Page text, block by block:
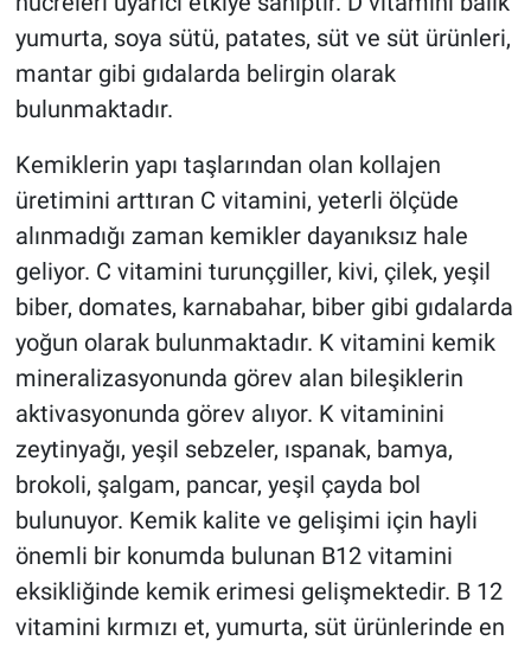
yumurta, soya sütü, patates, süt ve süt ürünleri,
mantar gibi gıdalarda belirgin olarak
bulunmaktadır.
Kemiklerin yapı taşlarından olan kollajen
üretimini arttıran C vitamini, yeterli ölçüde
alınmadığı zaman kemikler dayanıksız hale
geliyor. C vitamini turunçgiller, kivi, çilek, yeşil
biber, domates, karnabahar, biber gibi gıdalarda
yoğun olarak bulunmaktadır. K vitamini kemik
mineralizasyonunda görev alan bileşiklerin
aktivasyonunda görev alıyor. K vitaminini
zeytinyağı, yeşil sebzeler, ıspanak, bamya,
brokoli, şalgam, pancar, yeşil çayda bol
bulunuyor. Kemik kalite ve gelişimi için hayli
önemli bir konumda bulunan B12 vitamini
eksikliğinde kemik erimesi gelişmektedir. B 12
vitamini kırmızı et, yumurta, süt ürünlerinde en